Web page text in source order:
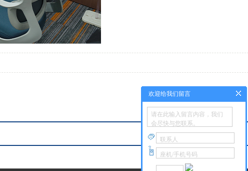
欢迎给我们留言
请在此输入留言内容，我们
会尽快与您联系。
联系人
座机/手机号码